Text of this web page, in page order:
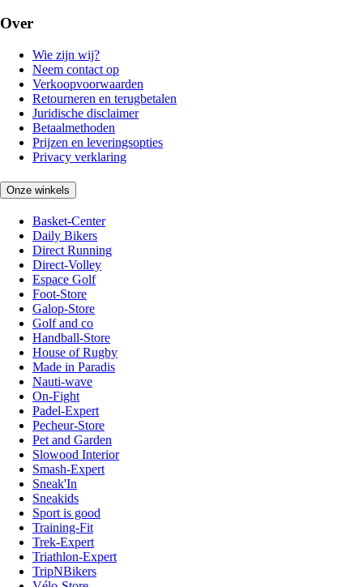
Over
Wie zijn wij?
Neem contact op
Verkoopvoorwaarden
Retourneren en terugbetalen
Juridische disclaimer
Betaalmethoden
Prijzen en leveringsopties
Privacy verklaring
Onze winkels
Basket-Center
Daily Bikers
Direct Running
Direct-Volley
Espace Golf
Foot-Store
Galop-Store
Golf and co
Handball-Store
House of Rugby
Made in Paradis
Nauti-wave
On-Fight
Padel-Expert
Pecheur-Store
Pet and Garden
Slowood Interior
Smash-Expert
Sneak'In
Sneakids
Sport is good
Training-Fit
Trek-Expert
Triathlon-Expert
TripNBikers